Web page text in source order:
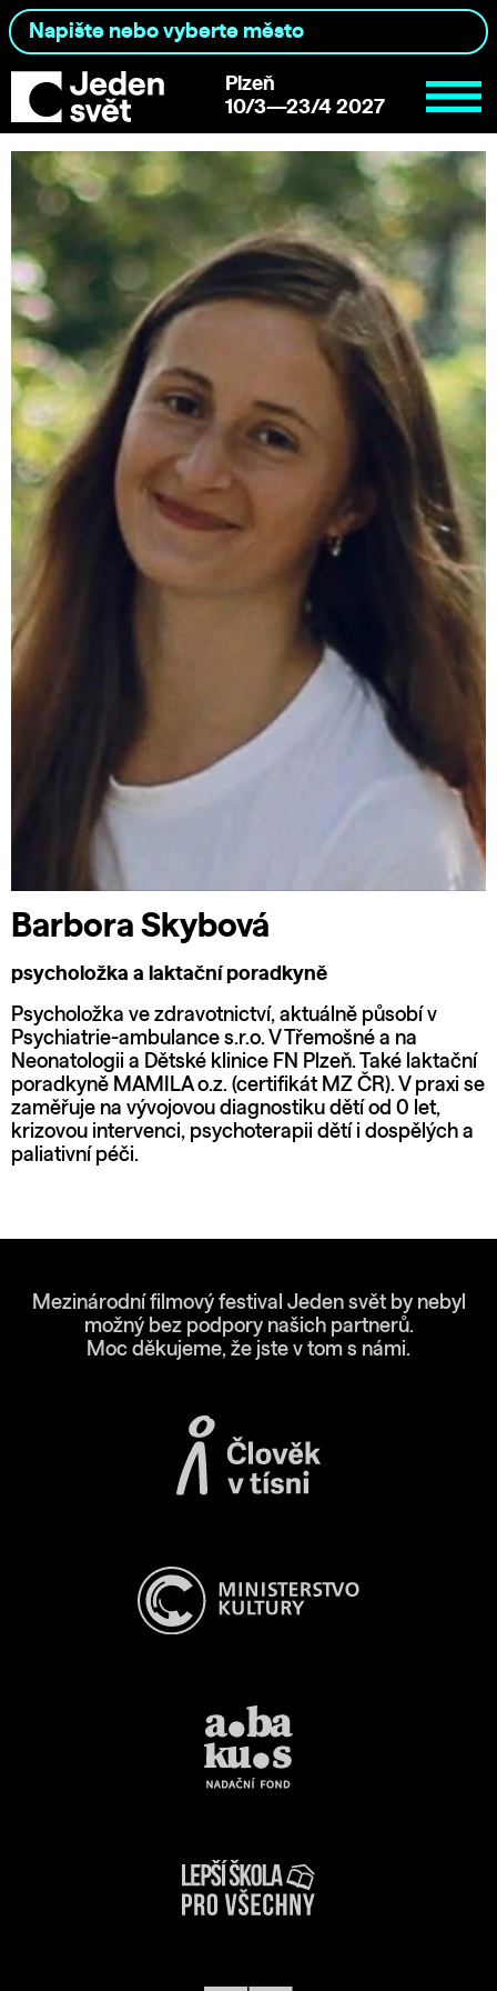
Plzeň
10/3—23/4 2027
Barbora Skybová
psycholožka a laktační poradkyně
Psycholožka ve zdravotnictví, aktuálně působí v
Psychiatrie-ambulance s.r.o. V Třemošné a na
Neonatologii a Dětské klinice FN Plzeň. Také laktační
poradkyně MAMILA o.z. (certifikát MZ ČR). V praxi se
zaměřuje na vývojovou diagnostiku dětí od 0 let,
krizovou intervenci, psychoterapii dětí i dospělých a
paliativní péči.
Mezinárodní filmový festival Jeden svět by nebyl
možný bez podpory našich partnerů.
Moc děkujeme, že jste v tom s námi.